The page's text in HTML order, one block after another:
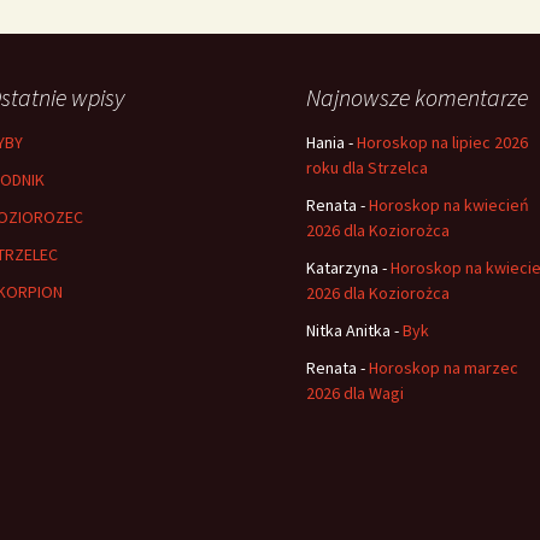
wpisy Najnowsze komentarze
Hania -Horoskop na lipiec 2026
roku dla Strzelca
Renata -Horoskop na kwiecień
2026 dla Koziorożca
Katarzyna -Horoskop na
2026 dla Koziorożca
Nitka Anitka -Byk
Renata -Horoskop na marzec
2026 dla Wagi